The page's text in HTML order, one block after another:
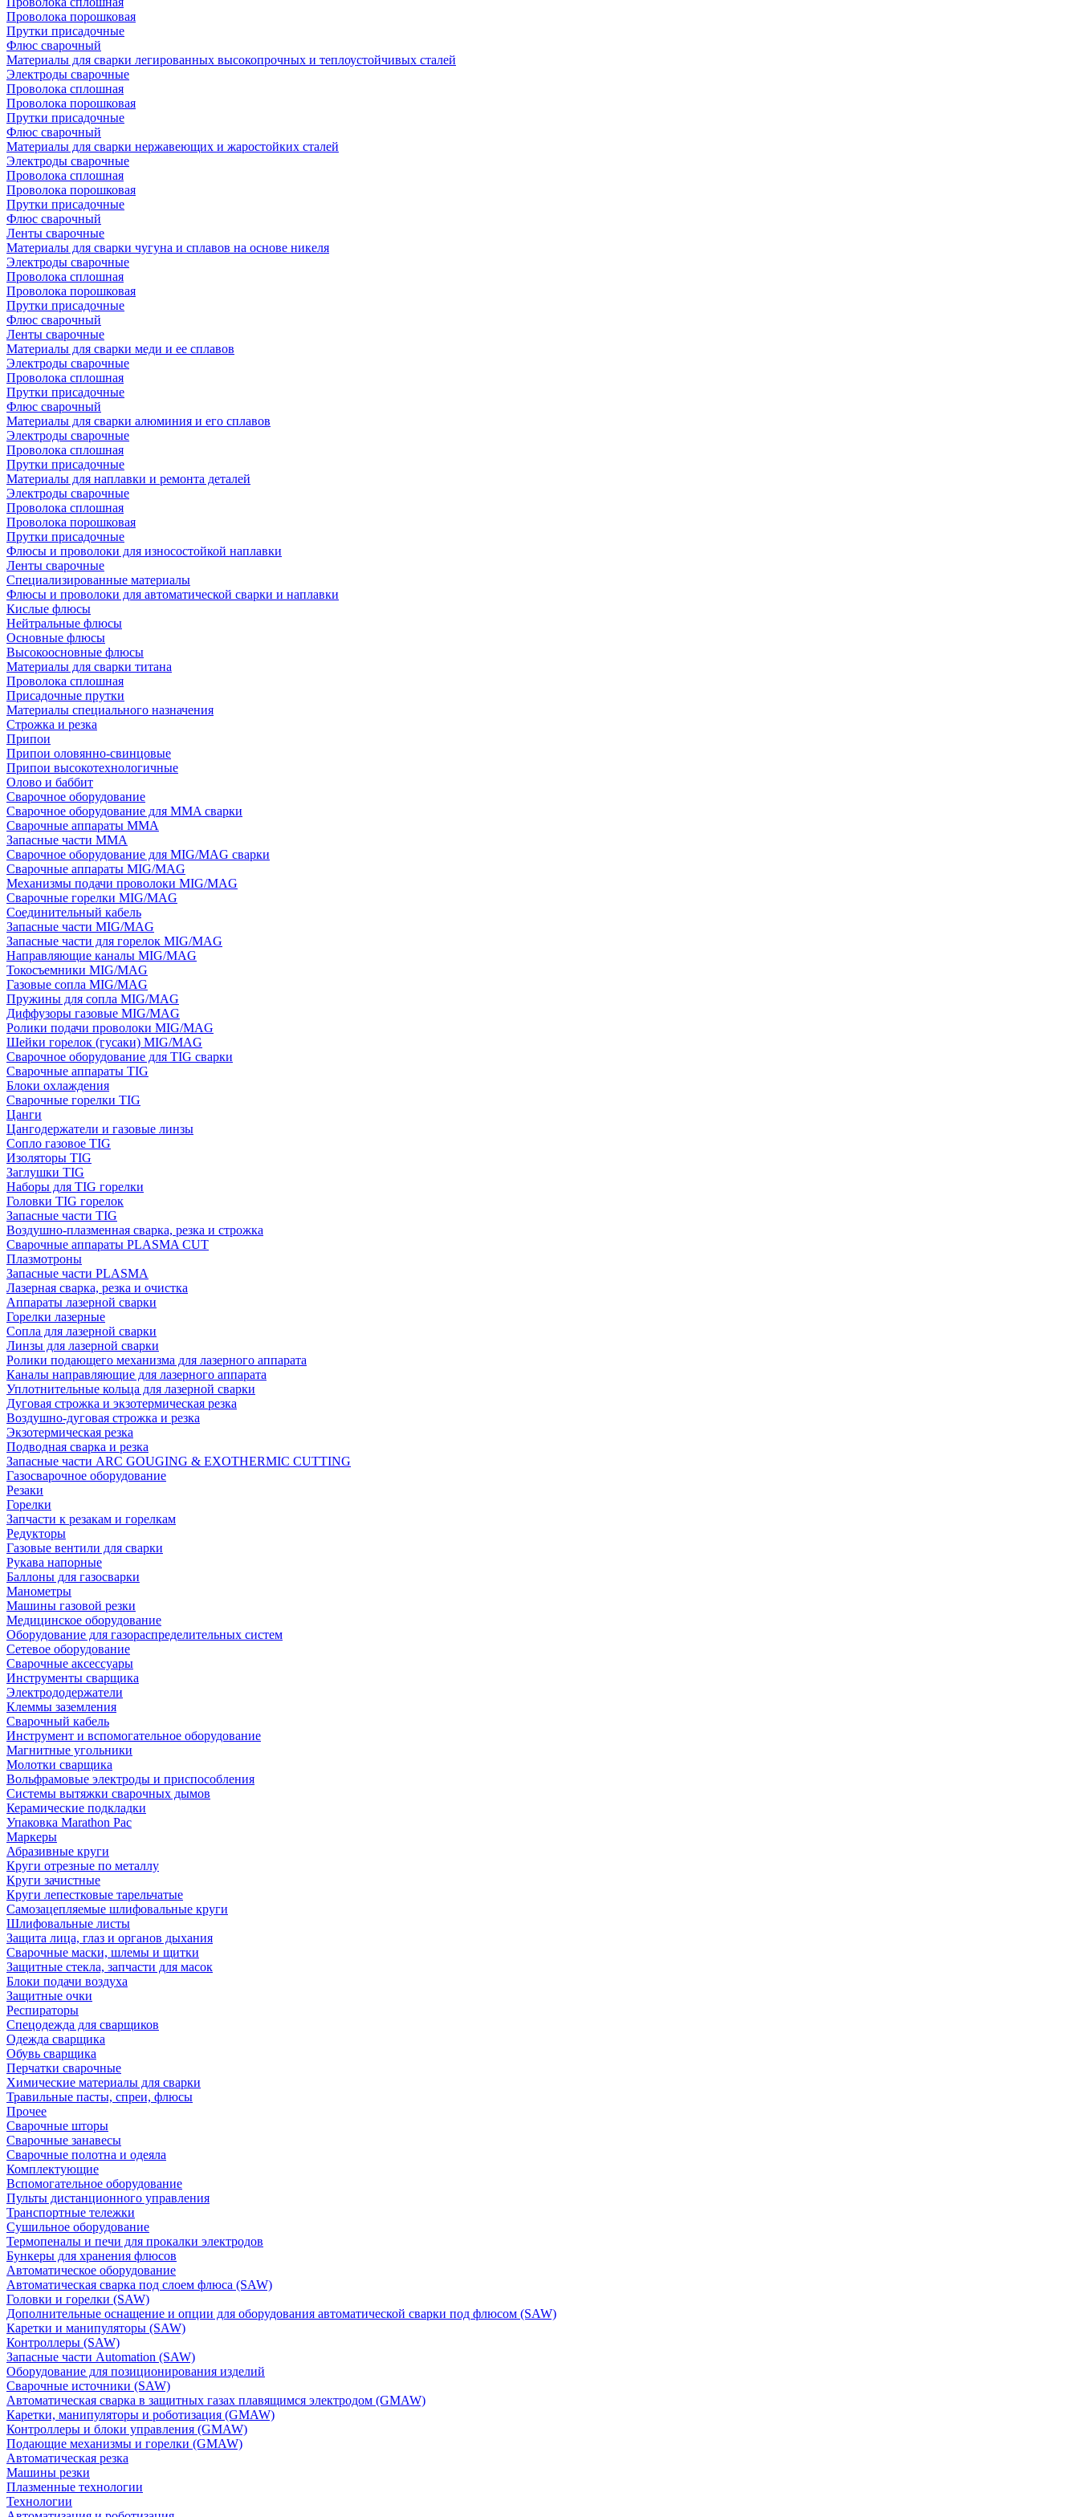
Проволока порошковая
Прутки присадочные
Флюс сварочный
Материалы для сварки легированных высокопрочных и теплоустойчивых сталей
Электроды сварочные
Проволока сплошная
Проволока порошковая
Прутки присадочные
Флюс сварочный
Материалы для сварки нержавеющих и жаростойких сталей
Электроды сварочные
Проволока сплошная
Проволока порошковая
Прутки присадочные
Флюс сварочный
Ленты сварочные
Материалы для сварки чугуна и сплавов на основе никеля
Электроды сварочные
Проволока сплошная
Проволока порошковая
Прутки присадочные
Флюс сварочный
Ленты сварочные
Материалы для сварки меди и ее сплавов
Электроды сварочные
Проволока сплошная
Прутки присадочные
Флюс сварочный
Материалы для сварки алюминия и его сплавов
Электроды сварочные
Проволока сплошная
Прутки присадочные
Материалы для наплавки и ремонта деталей
Электроды сварочные
Проволока сплошная
Проволока порошковая
Прутки присадочные
Флюсы и проволоки для износостойкой наплавки
Ленты сварочные
Специализированные материалы
Флюсы и проволоки для автоматической сварки и наплавки
Кислые флюсы
Нейтральные флюсы
Основные флюсы
Высокоосновные флюсы
Материалы для сварки титана
Проволока сплошная
Присадочные прутки
Материалы специального назначения
Строжка и резка
Припои
Припои оловянно-свинцовые
Припои высокотехнологичные
Олово и баббит
Сварочное оборудование
Сварочное оборудование для MMA сварки
Сварочные аппараты MMA
Запасные части MMA
Сварочное оборудование для MIG/MAG сварки
Сварочные аппараты MIG/MAG
Механизмы подачи проволоки MIG/MAG
Сварочные горелки MIG/MAG
Соединительный кабель
Запасные части MIG/MAG
Запасные части для горелок MIG/MAG
Направляющие каналы MIG/MAG
Токосъемники MIG/MAG
Газовые сопла MIG/MAG
Пружины для сопла MIG/MAG
Диффузоры газовые MIG/MAG
Ролики подачи проволоки MIG/MAG
Шейки горелок (гусаки) MIG/MAG
Сварочное оборудование для TIG сварки
Сварочные аппараты TIG
Блоки охлаждения
Сварочные горелки TIG
Цанги
Цангодержатели и газовые линзы
Сопло газовое TIG
Изоляторы TIG
Заглушки TIG
Наборы для TIG горелки
Головки TIG горелок
Запасные части TIG
Воздушно-плазменная сварка, резка и строжка
Сварочные аппараты PLASMA CUT
Плазмотроны
Запасные части PLASMA
Лазерная сварка, резка и очистка
Аппараты лазерной сварки
Горелки лазерные
Сопла для лазерной сварки
Линзы для лазерной сварки
Ролики подающего механизма для лазерного аппарата
Каналы направляющие для лазерного аппарата
Уплотнительные кольца для лазерной сварки
Дуговая строжка и экзотермическая резка
Воздушно-дуговая строжка и резка
Экзотермическая резка
Подводная сварка и резка
Запасные части ARC GOUGING & EXOTHERMIC CUTTING
Газосварочное оборудование
Резаки
Горелки
Запчасти к резакам и горелкам
Редукторы
Газовые вентили для сварки
Рукава напорные
Баллоны для газосварки
Манометры
Машины газовой резки
Медицинское оборудование
Оборудование для газораспределительных систем
Сетевое оборудование
Сварочные аксессуары
Инструменты сварщика
Электрододержатели
Клеммы заземления
Сварочный кабель
Инструмент и вспомогательное оборудование
Магнитные угольники
Молотки сварщика
Вольфрамовые электроды и приспособления
Системы вытяжки сварочных дымов
Керамические подкладки
Упаковка Marathon Pac
Маркеры
Абразивные круги
Круги отрезные по металлу
Круги зачистные
Круги лепестковые тарельчатые
Самозацепляемые шлифовальные круги
Шлифовальные листы
Защита лица, глаз и органов дыхания
Сварочные маски, шлемы и щитки
Защитные стекла, запчасти для масок
Блоки подачи воздуха
Защитные очки
Респираторы
Спецодежда для сварщиков
Одежда сварщика
Обувь сварщика
Перчатки сварочные
Химические материалы для сварки
Травильные пасты, спреи, флюсы
Прочее
Сварочные шторы
Сварочные занавесы
Сварочные полотна и одеяла
Комплектующие
Вспомогательное оборудование
Пульты дистанционного управления
Транспортные тележки
Сушильное оборудование
Термопеналы и печи для прокалки электродов
Бункеры для хранения флюсов
Автоматическое оборудование
Автоматическая сварка под слоем флюса (SAW)
Головки и горелки (SAW)
Дополнительные оснащение и опции для оборудования автоматической сварки под флюсом (SAW)
Каретки и манипуляторы (SAW)
Контроллеры (SAW)
Запасные части Automation (SAW)
Оборудование для позиционирования изделий
Сварочные источники (SAW)
Автоматическая сварка в защитных газах плавящимся электродом (GMAW)
Каретки, манипуляторы и роботизация (GMAW)
Контроллеры и блоки управления (GMAW)
Подающие механизмы и горелки (GMAW)
Автоматическая резка
Машины резки
Плазменные технологии
Технологии